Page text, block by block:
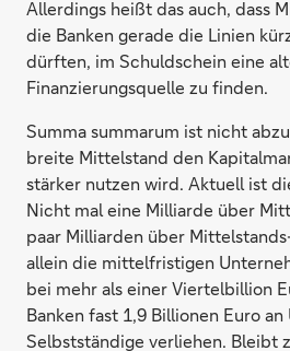
Allerdings heißt das auch, dass
die Banken gerade die Linien
dürften, im Schuldschein eine
Finanzierungsquelle zu finden.
Summa summarum ist nicht
breite Mittelstand den
stärker nutzen wird. Aktuell ist
Nicht mal eine Milliarde über
paar Milliarden über
allein die mittelfristigen
bei mehr als einer Viertelbillion
Banken fast 1,9 Billionen Euro
Selbstständige verliehen. Bleibt